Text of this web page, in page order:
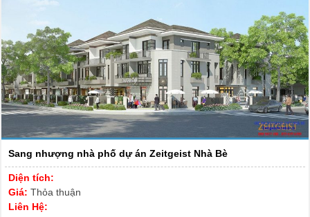
Sang nhượng nhà phố dự án Zeitgeist Nhà Bè
Diện tích:
Giá: Thỏa thuận
Liên Hệ: